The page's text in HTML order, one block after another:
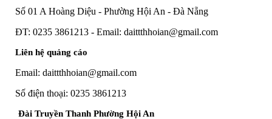
Số 01 A Hoàng Diệu - Phường Hội An - Đà Nẵng
ĐT: 0235 3861213 - Email: daittthhoian@gmail.com
Liên hệ quảng cáo
Email: daittthhoian@gmail.com
Số điện thoại: 0235 3861213
Đài Truyền Thanh Phường Hội An